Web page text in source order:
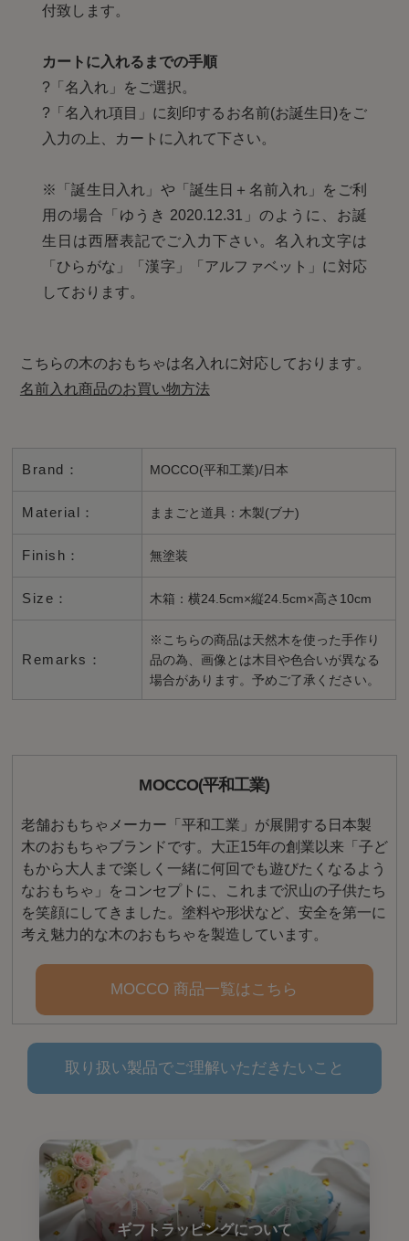
付致します。
カートに入れるまでの手順
?「名入れ」をご選択。
?「名入れ項目」に刻印するお名前(お誕生日)をご
入力の上、カートに入れて下さい。
※「誕生日入れ」や「誕生日＋名前入れ」をご利
用の場合「ゆうき 2020.12.31」のように、お誕
生日は西暦表記でご入力下さい。名入れ文字は
「ひらがな」「漢字」「アルファベット」に対応
しております。
こちらの木のおもちゃは名入れに対応しております。
名前入れ商品のお買い物方法
Brand： MOCCO(平和工業)/日本
Material： ままごと道具：木製(ブナ)
Finish： 無塗装
Size： 木箱：横24.5cm×縦24.5cm×高さ10cm
Remarks：
※こちらの商品は天然木を使った手作り
品の為、画像とは木目や色合いが異なる
場合があります。予めご了承ください。
MOCCO(平和工業)
老舗おもちゃメーカー「平和工業」が展開する日本製
木のおもちゃブランドです。大正15年の創業以来「子ど
もから大人まで楽しく一緒に何回でも遊びたくなるよう
なおもちゃ」をコンセプトに、これまで沢山の子供たち
を笑顔にしてきました。塗料や形状など、安全を第一に
考え魅力的な木のおもちゃを製造しています。
MOCCO 商品一覧はこちら
取り扱い製品でご理解いただきたいこと